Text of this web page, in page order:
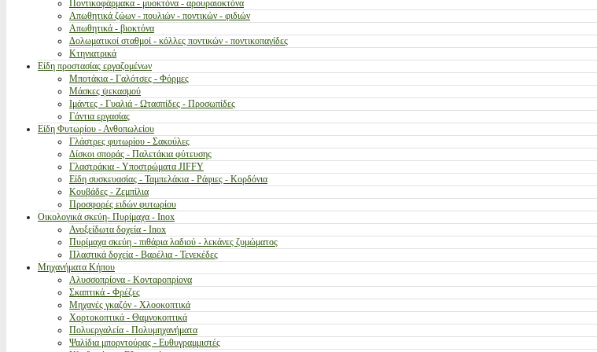
Ποντικοφάρμακα - μυοκτόνα - αρουραιοκτόνα
Απωθητικά ζώων - πουλιών - ποντικών - φιδιών
Απωθητικά - βιοκτόνα
Δολωματικοί σταθμοί - κόλλες ποντικών - ποντικοπαγίδες
Κτηνιατρικά
Είδη προστασίας εργαζομένων
Μποτάκια - Γαλότσες - Φόρμες
Μάσκες ψεκασμού
Ιμάντες - Γυαλιά - Ωτασπίδες - Προσωπίδες
Γάντια εργασίας
Είδη Φυτωρίου - Ανθοπωλείου
Γλάστρες φυτωρίου - Σακούλες
Δίσκοι σποράς - Παλετάκια φύτευσης
Γλαστράκια - Υποστρώματα JIFFY
Είδη συσκευασίας - Ταμπελάκια - Ράφιες - Κορδόνια
Κουβάδες - Ζεμπίλια
Προσφορές ειδών φυτωρίου
Οικολογικά σκεύη- Πυρίμαχα - Inox
Ανοξείδωτα δοχεία - Inox
Πυρίμαχα σκεύη - πιθάρια λαδιού - λεκάνες ζυμώματος
Πλαστικά δοχεία - Βαρέλια - Τενεκέδες
Μηχανήματα Κήπου
Αλυσσοπρίονα - Κονταροπρίονα
Σκαπτικά - Φρέζες
Μηχανές γκαζόν - Χλοοκοπτικά
Χορτοκοπτικά - Θαμνοκοπτικά
Πολυεργαλεία - Πολυμηχανήματα
Ψαλίδια μπορντούρας - Ευθυγραμμιστές